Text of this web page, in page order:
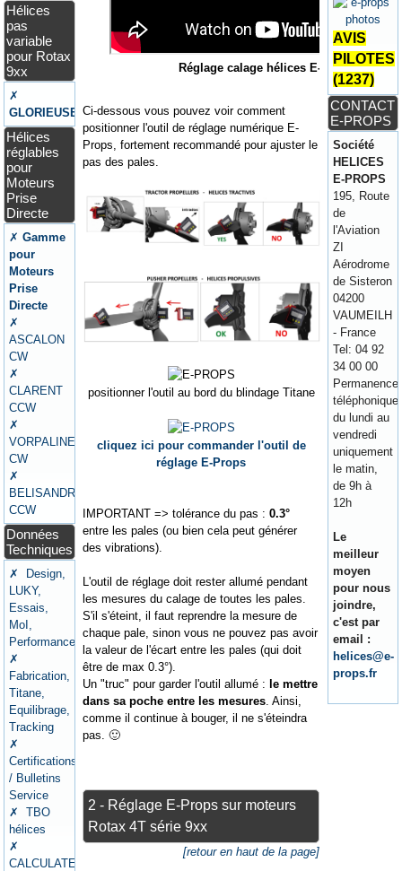
Hélices
pas
variable
pour Rotax
9xx
✗
GLORIEUSE
Hélices
réglables
pour
Moteurs
Prise
Directe
✗Gamme
pour
Moteurs
Prise
Directe
✗
ASCALON
CW
✗
CLARENT
CCW
✗
VORPALINE
CW
✗
BELISANDRE
CCW
Données
Techniques
✗ Design,
LUKY,
Essais,
MoI,
Performances
✗
Fabrication,
Titane,
Equilibrage,
Tracking
✗
Certifications
/ Bulletins
Service
✗ TBO
hélices
✗
CALCULATEURS
Réglage calage hélices E-Props
Ci-dessous vous pouvez voir comment
positionner l'outil de réglage numérique E-
Props, fortement recommandé pour ajuster le
pas des pales.
positionner l'outil au bord du blindage Titane
cliquez ici pour commander l'outil de
réglage E-Props
IMPORTANT => tolérance du pas :0.3°
entre les pales (ou bien cela peut générer
des vibrations).
L'outil de réglage doit rester allumé pendant
les mesures du calage de toutes les pales.
S'il s'éteint, il faut reprendre la mesure de
chaque pale, sinon vous ne pouvez pas avoir
la valeur de l'écart entre les pales (qui doit
être de max 0.3°).
Un "truc" pour garder l'outil allumé :le mettre
dans sa poche entre les mesures . Ainsi,
comme il continue à bouger, il ne s'éteindra
pas. 🙂
2 - Réglage E-Props sur moteurs
Rotax 4T série 9xx
[retour en haut de la page]
AVIS
PILOTES
(1237)
CONTACT
E-PROPS
Société
HELICES
E-PROPS
195, Route
de
l'Aviation
ZI
Aérodrome
de Sisteron
04200
VAUMEILH
- France
Tel: 04 92
34 00 00
Permanence
téléphonique
du lundi au
vendredi
uniquement
le matin,
de 9h à
12h
Le
meilleur
moyen
pour nous
joindre,
c'est par
email :
helices@e-
props.fr